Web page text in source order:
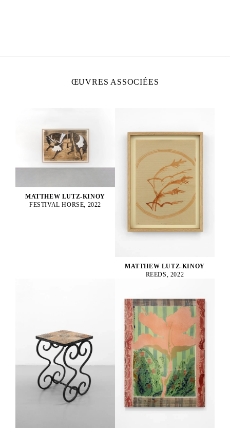
ŒUVRES ASSOCIÉES
MATTHEW LUTZ-KINOY
FESTIVAL HORSE, 2022
MATTHEW LUTZ-KINOY
REEDS, 2022